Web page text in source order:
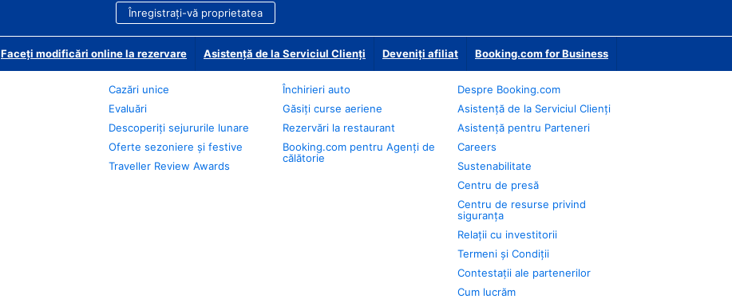
Înregistrați-vă proprietatea
Faceți modificări online la rezervare Asistență de la Serviciul Clienți Deveniţi afiliat Booking.com for Business
Cazări unice
Evaluări
Descoperiți sejururile lunare
Oferte sezoniere și festive
Traveller Review Awards
Închirieri auto
Găsiți curse aeriene
Rezervări la restaurant
Booking.com pentru Agenți de
călătorie
Despre Booking.com
Asistență de la Serviciul Clienți
Asistență pentru Parteneri
Careers
Sustenabilitate
Centru de presă
Centru de resurse privind
siguranța
Relații cu investitorii
Termeni și Condiții
Contestații ale partenerilor
Cum lucrăm